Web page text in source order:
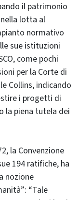
il patrimonio
lotta al
normativo
sue istituzioni
come pochi
per la Corte di
Collins, indicando
i progetti di
la piena tutela dei
la Convenzione
194 ratifiche, ha
nozione
“Tale